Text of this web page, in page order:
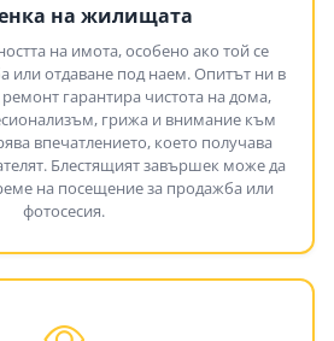
на жилищата
на имота, особено ако той се
или отдаване под наем. Опитът ни в
гарантира чистота на дома,
грижа и внимание към
впечатлението, което получава
Блестящият завършек може да
на посещение за продажба или
фотосесия.